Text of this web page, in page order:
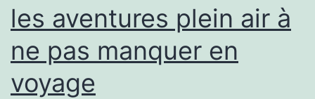
les aventures plein air à
ne pas manquer en
voyage